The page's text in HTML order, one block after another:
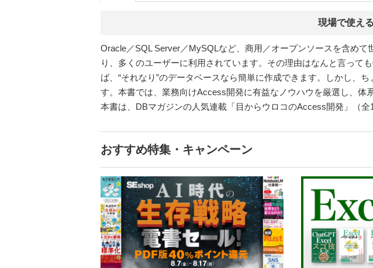
現場で使え
Oracle／SQL Server／MySQLなど、商用／オープンソースを含め
り、多くのユーザーに利用されています。その理由はなんと言って
ば、“それなり”のデータベースなら簡単に作成できます。しかし、
す。本書では、業務向けAccess開発に有益なノウハウを厳選し、体
本書は、DBマガジンの人気連載「目からウロコのAccess開発」（
おすすめ特集・キャンペーン